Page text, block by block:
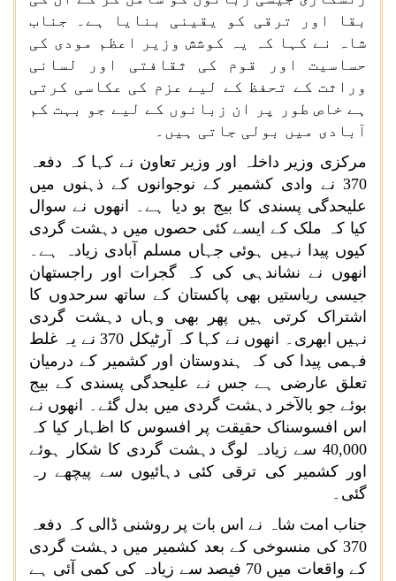
بقا اور ترقی کو یقینی بنایا ہے۔ جناب
شاہ نے کہا کہ یہ کوشش وزیر اعظم مودی کی
حساسیت اور قوم کی ثقافتی اور لسانی
وراثت کے تحفظ کے لیے عزم کی عکاسی کرتی
ہے خاص طور پر ان زبانوں کے لیے جو بہت کم
آبادی میں بولی جاتی ہیں۔
مرکزی وزیر داخلہ اور وزیر تعاون نے کہا کہ دفعہ
370 نے وادی کشمیر کے نوجوانوں کے ذہنوں میں
علیحدگی پسندی کا بیج بو دیا ہے۔ انھوں نے سوال
کیا کہ ملک کے ایسے کئی حصوں میں دہشت گردی
کیوں پیدا نہیں ہوئی جہاں مسلم آبادی زیادہ ہے۔
انھوں نے نشاندہی کی کہ گجرات اور راجستھان
جیسی ریاستیں بھی پاکستان کے ساتھ سرحدوں کا
اشتراک کرتی ہیں پھر بھی وہاں دہشت گردی
نہیں ابھری۔ انھوں نے کہا کہ آرٹیکل 370 نے یہ غلط
فہمی پیدا کی کہ ہندوستان اور کشمیر کے درمیان
تعلق عارضی ہے جس نے علیحدگی پسندی کے بیج
بوئے جو بالآخر دہشت گردی میں بدل گئے۔ انھوں نے
اس افسوسناک حقیقت پر افسوس کا اظہار کیا کہ
40,000 سے زیادہ لوگ دہشت گردی کا شکار ہوئے
اور کشمیر کی ترقی کئی دہائیوں سے پیچھے رہ
گئی۔
جناب امت شاہ نے اس بات پر روشنی ڈالی کہ دفعہ
370 کی منسوخی کے بعد کشمیر میں دہشت گردی
کے واقعات میں 70 فیصد سے زیادہ کی کمی آئی ہے